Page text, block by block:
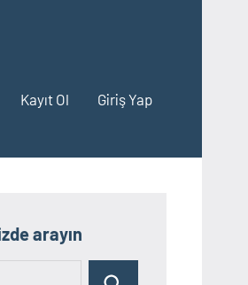
Kayıt Ol Giriş Yap
arayın